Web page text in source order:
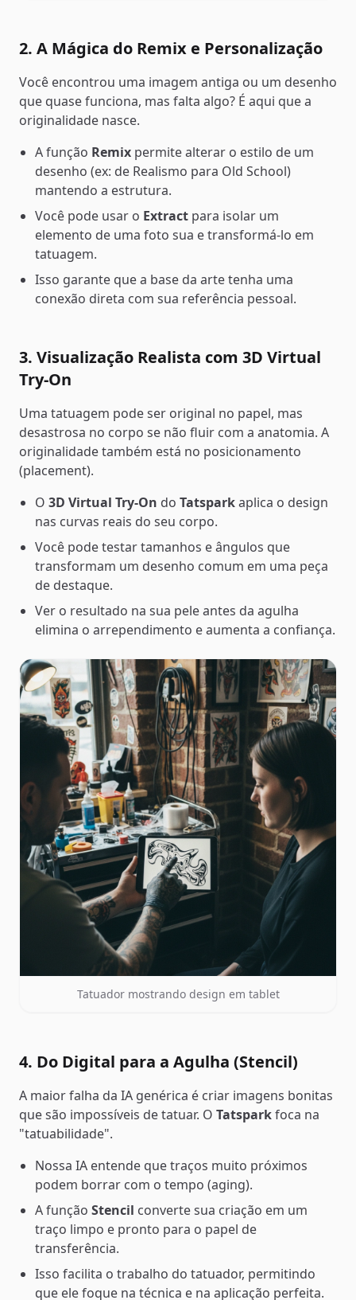
2. A Mágica do Remix e Personalização
Você encontrou uma imagem antiga ou um desenho
que quase funciona, mas falta algo? É aqui que a
originalidade nasce.
A função Remix permite alterar o estilo de um
desenho (ex: de Realismo para Old School)
mantendo a estrutura.
Você pode usar o Extract para isolar um
elemento de uma foto sua e transformá-lo em
tatuagem.
Isso garante que a base da arte tenha uma
conexão direta com sua referência pessoal.
3. Visualização Realista com 3D Virtual
Try-On
Uma tatuagem pode ser original no papel, mas
desastrosa no corpo se não fluir com a anatomia. A
originalidade também está no posicionamento
(placement).
O 3D Virtual Try-On do Tatsparkaplica o design
nas curvas reais do seu corpo.
Você pode testar tamanhos e ângulos que
transformam um desenho comum em uma peça
de destaque.
Ver o resultado na sua pele antes da agulha
elimina o arrependimento e aumenta a confiança.
Tatuador mostrando design em tablet
4. Do Digital para a Agulha (Stencil)
A maior falha da IA genérica é criar imagens bonitas
que são impossíveis de tatuar. O Tatsparkfoca na
"tatuabilidade".
Nossa IA entende que traços muito próximos
podem borrar com o tempo (aging).
A função Stencil converte sua criação em um
traço limpo e pronto para o papel de
transferência.
Isso facilita o trabalho do tatuador, permitindo
que ele foque na técnica e na aplicação perfeita.